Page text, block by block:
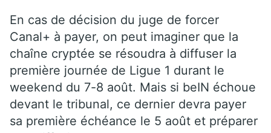
En cas de décision du juge de forcer
Canal+ à payer, on peut imaginer que la
chaîne cryptée se résoudra à diffuser la
première journée de Ligue 1 durant le
weekend du 7-8 août. Mais si beIN échoue
devant le tribunal, ce dernier devra payer
sa première échéance le 5 août et préparer